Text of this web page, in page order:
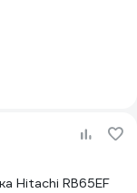
Hitachi RB65EF